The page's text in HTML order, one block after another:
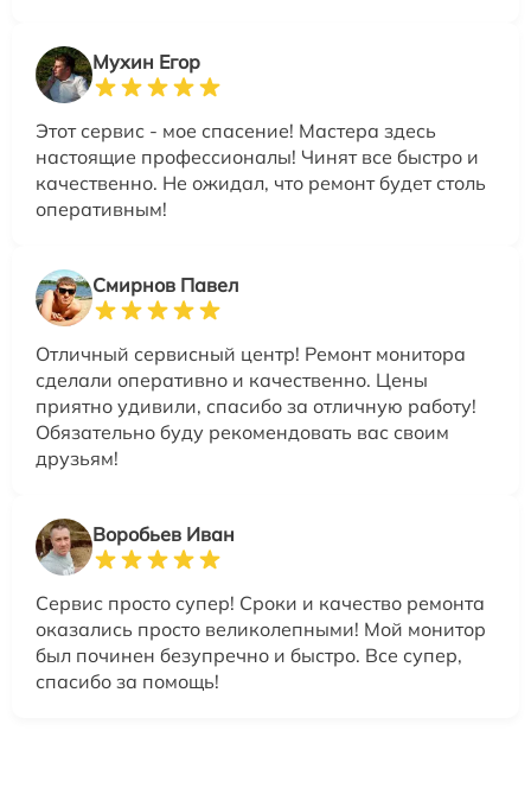
Мухин Егор
Этот сервис - мое спасение! Мастера здесь
настоящие профессионалы! Чинят все быстро и
качественно. Не ожидал, что ремонт будет столь
оперативным!
Смирнов Павел
Отличный сервисный центр! Ремонт монитора
сделали оперативно и качественно. Цены
приятно удивили, спасибо за отличную работу!
Обязательно буду рекомендовать вас своим
друзьям!
Воробьев Иван
Сервис просто супер! Сроки и качество ремонта
оказались просто великолепными! Мой монитор
был починен безупречно и быстро. Все супер,
спасибо за помощь!